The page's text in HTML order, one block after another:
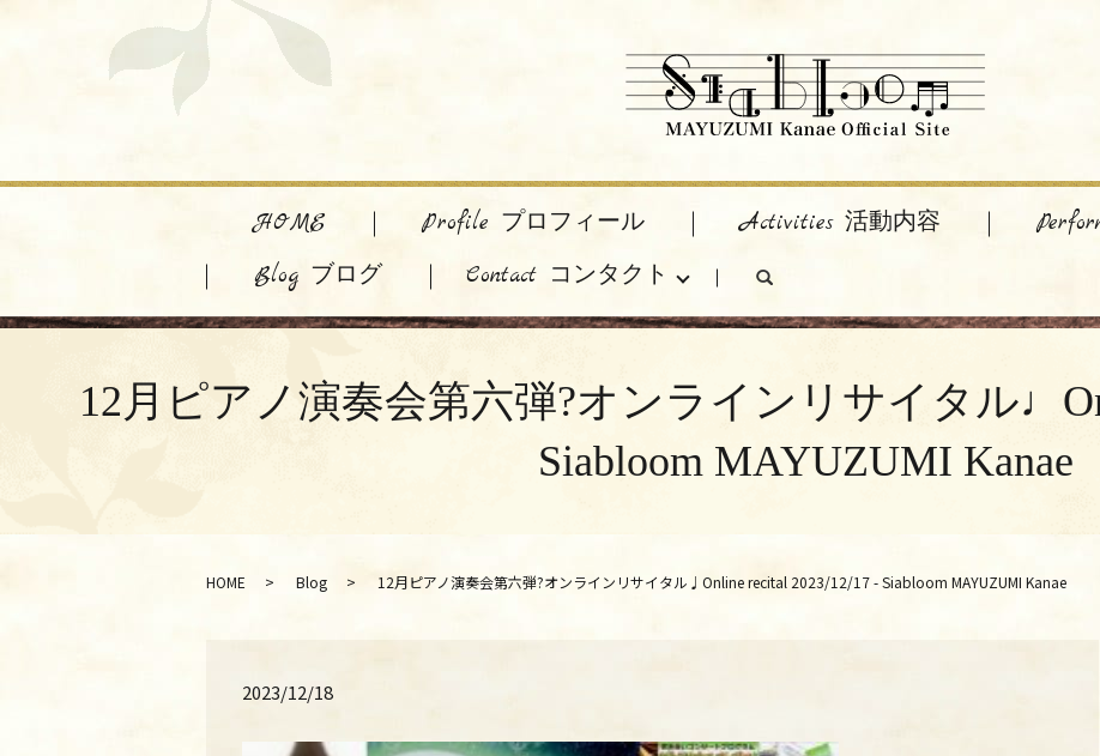
HOME Profile プロフィール Activities 活動内容
Blog ブログ
Contact コンタクト search
12月ピアノ演奏会第六弾?オンラインリサイタル
Siabloom MAYUZUMI Kanae
HOME Blog 12月ピアノ演奏会第六弾?オンラインリサイタル♩Online recital 2023/12/17 - Siabloom MAYUZUMI Kanae
2023/12/18